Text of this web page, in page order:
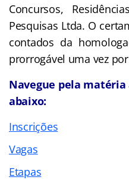
Concursos,
Pesquisas Ltda. O
contados da
prorrogável uma vez
Navegue pela
abaixo:
Inscrições
Vagas
Etapas